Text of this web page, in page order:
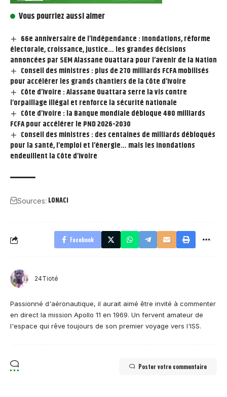
Vous pourriez aussi aimer
66e anniversaire de l’indépendance : Inondations, réforme
électorale, croissance, justice… les grandes décisions
annoncées par SEM Alassane Ouattara pour l’avenir de la Nation
Conseil des ministres : plus de 270 milliards FCFA mobilisés
pour accélérer les grands chantiers de la Côte d’Ivoire
Côte d’Ivoire : Alassane Ouattara serre la vis contre
l’orpaillage illégal et renforce la sécurité nationale
Côte d’Ivoire : la Banque mondiale débloque 480 milliards
FCFA pour accélérer le PND 2026-2030
Conseil des ministres : des centaines de milliards débloqués
pour la santé, l’emploi et l’énergie… mais les inondations
endeuillent la Côte d’Ivoire
Sources: LONACI
Facebook
24Tioté
Passionné d'aéronautique, il aurait aimé être invité à commenter
en direct la mission Apollo 11 en 1969. Un fervent amateur de
l'espace qui rêve toujours de son premier voyage vers l'ISS.
Poster votre commentaire